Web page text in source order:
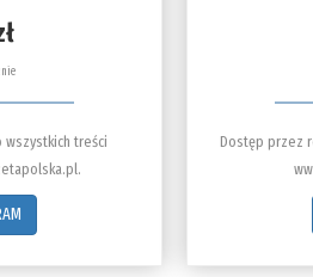
treści
Dostęp przez